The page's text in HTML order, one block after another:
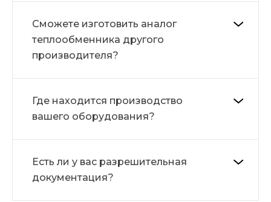
Сможете изготовить аналог
теплообменника другого
производителя?
Где находится производство
вашего оборудования?
Есть ли у вас разрешительная
документация?